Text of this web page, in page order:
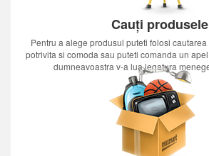
Cauți produsele
Pentru a alege produsul puteti folosi
potrivita si comoda sau puteti comanda un
dumneavoastra v-a lua legatura